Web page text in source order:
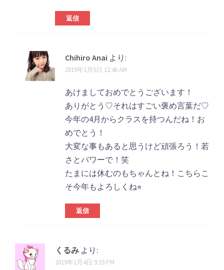
返信
Chihiro Anai より:
2019年1月5日 12:46 AM
あけましておめでとうございます！
ありがとう♡それはすごい褒め言葉だ♡
今年の4月からクラスを持つんだね！お
めでとう！
大変な事もあると思うけど頑張ろう！若
さとパワーで！笑
たまには休むのもちゃんとね！こちらこ
そ今年もよろしくね⭐︎
返信
くるみ より:
2019年1月4日 9:19 PM